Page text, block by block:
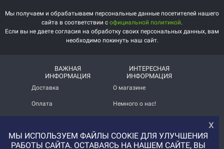
Мы получаем и обрабатываем персональные данные посетителей нашего
сайта в соответствии с официальной политикой.
Если вы не даете согласия на обработку своих персональных данных, вам
необходимо покинуть наш сайт.
ВАЖНАЯ
ИНФОРМАЦИЯ
Доставка
Оплата
Политика
конфиденциальности
ИНТЕРЕСНАЯ
ИНФОРМАЦИЯ
О магазине
Немного о нас!
Услуга печати на фетре
и вопросы АП
х
МЫ ИСПОЛЬЗУЕМ ФАЙЛЫ COOKIE ДЛЯ УЛУЧШЕНИЯ
РАБОТЫ САЙТА. ОСТАВАЯСЬ НА НАШЕМ САЙТЕ, ВЫ